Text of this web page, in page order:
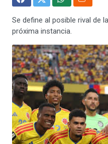
Se define al posible rival de
próxima instancia.